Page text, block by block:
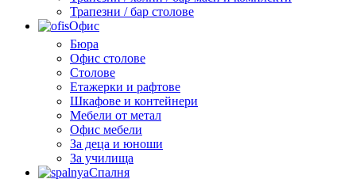
Трапезни / бар столове
Офис
Бюра
Офис столове
Столове
Етажерки и рафтове
Шкафове и контейнери
Мебели от метал
Офис мебели
За деца и юноши
За училища
Спалня